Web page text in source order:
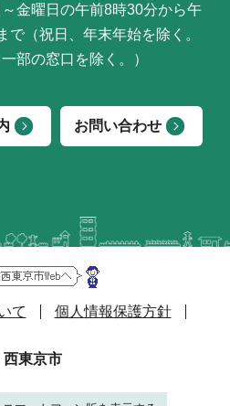
～金曜日の午前8時30分から午
で（祝日、年末年始を除く。
部の窓口を除く。）
お問い合わせ
て 個人情報保護方針
東京市